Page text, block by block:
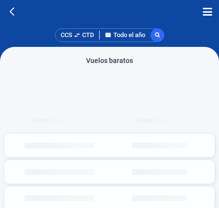
CCS CTD Todo el año
Vuelos baratos